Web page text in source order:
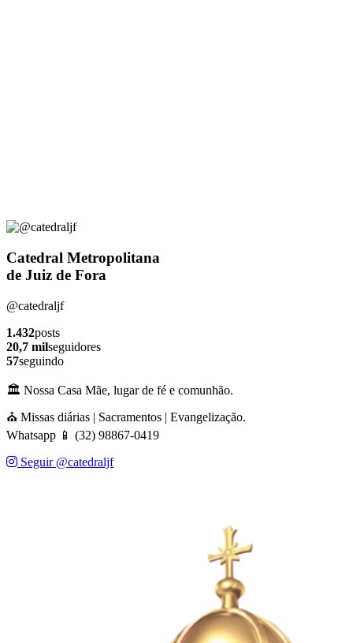
Catedral Metropolitana
de Juiz de Fora
@catedraljf
1.432posts
20,7 milseguidores
57seguindo
🏛️ Nossa Casa Mãe, lugar de fé e comunhão.
⛪ Missas diárias | Sacramentos | Evangelização.
Whatsapp 📱 (32) 98867-0419
Seguir @catedraljf